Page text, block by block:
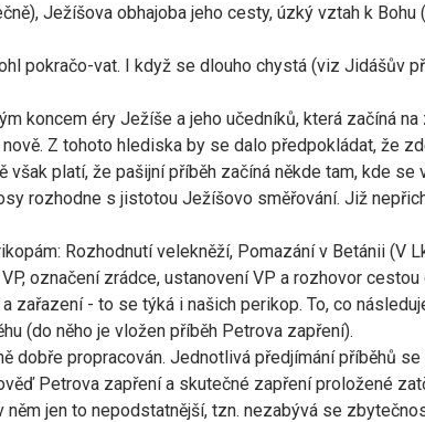
Ježíšova obhajoba jeho cesty, úzký vztah k
pokračo-vat. I když se dlouho chystá (viz Jidášův
koncem éry Ježíše a jeho učedníků, která začíná
Z tohoto hlediska by se dalo předpokládat, že
však platí, že pašijní příběh začíná někde tam, kde
rozhodne s jistotou Ježíšovo směřování. Již
Rozhodnutí velekněží, Pomazání v Betánii (V
označení zrádce, ustanovení VP a rozhovor
zařazení - to se týká i našich perikop. To, co
(do něho je vložen příběh Petrova zapření).
dobře propracován. Jednotlivá předjímání příběhů
Petrova zapření a skutečné zapření proložené
jen to nepodstatnější, tzn. nezabývá se